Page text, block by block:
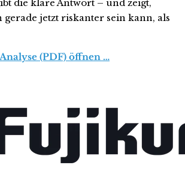
die klare Antwort – und zeigt,
jetzt riskanter sein kann, als
(PDF) öffnen …